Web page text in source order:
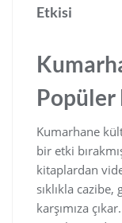
Etkisi
Popüler
Kumarhane
bir etki
kitaplardan
sıklıkla
karşımıza